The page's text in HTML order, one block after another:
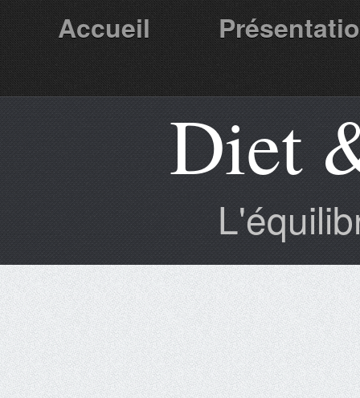
Accueil
Partenaires Diet